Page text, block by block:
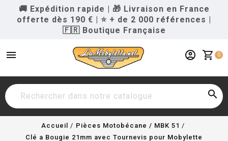
🚚 Expédition rapide | 🎁 Livraison en France
offerte dès 190 € | ⭐ + de 2 000 références |
🇫🇷 Boutique Française
menu shopping_cart 0
account_circle

Accueil
Pièces Motobécane / MBK 51
Clé a Bougie 21mm avec Tournevis pour Mobylette